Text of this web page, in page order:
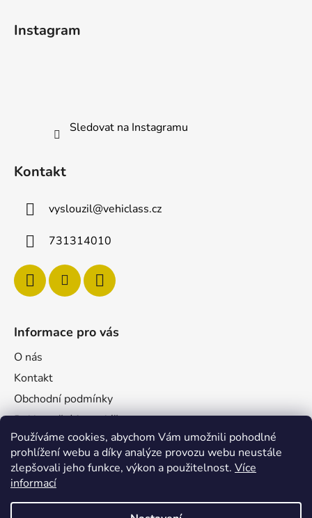
Používáme cookies, abychom Vám umožnili pohodlné
prohlížení webu a díky analýze provozu webu neustále
zlepšovali jeho funkce, výkon a použitelnost. Více
informací
Instagram
Sledovat na Instagramu
Kontakt
vyslouzil@vehiclass.cz
731314010
Informace pro vás
O nás
Kontakt
Obchodní podmínky
Reklamační formulář
Podmínky ochrany osobních údajů
Velkoobchod
Pro firmy